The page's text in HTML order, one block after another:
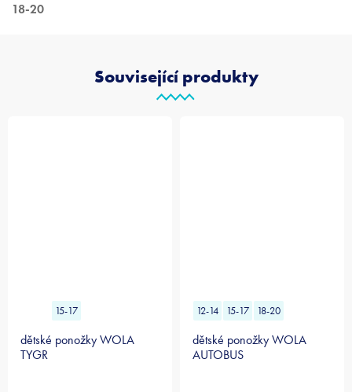
18-20
Související produkty
15-17
dětské ponožky WOLA
TYGR
12-14 15-17 18-20
dětské ponožky WOLA
AUTOBUS